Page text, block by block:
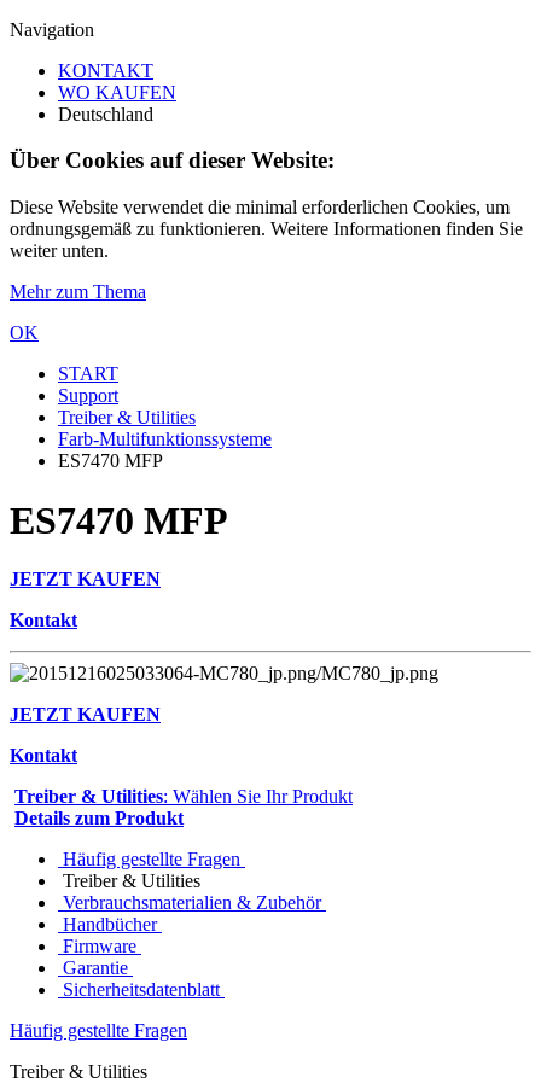
Navigation
KONTAKT
WO KAUFEN
Deutschland
Über Cookies auf dieser Website:
Diese Website verwendet die minimal erforderlichen Cookies, um
ordnungsgemäß zu funktionieren. Weitere Informationen finden Sie
weiter unten.
Mehr zum Thema
OK
START
Support
Treiber & Utilities
Farb-Multifunktionssysteme
ES7470 MFP
ES7470 MFP
JETZT KAUFEN
Kontakt
JETZT KAUFEN
Kontakt
Treiber & Utilities: Wählen Sie Ihr Produkt
Details zum Produkt
Häufig gestellte Fragen
Treiber & Utilities
Verbrauchsmaterialien & Zubehör
Handbücher
Firmware
Garantie
Sicherheitsdatenblatt
Häufig gestellte Fragen
Treiber & Utilities